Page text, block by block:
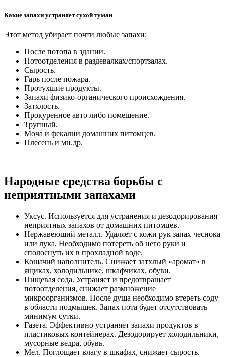
Какие запахи устраняет сухой туман
Этот метод убирает почти любые запахи:
После потопа в здании.
Потоотделения в раздевалках/спортзалах.
Сырость.
Гарь после пожара.
Протухшие продукты.
Запахи физико-органического происхождения.
Затхлость.
Прокуренное авто либо помещение.
Трупный.
Моча и фекалии домашних питомцев.
Плесень и мн.др.
Народные средства борьбы с
неприятными запахами
Уксус. Используется для устранения и дезодорирования
неприятных запахов от домашних питомцев.
Нержавеющий металл. Удаляет с кожи рук запах чеснока
или лука. Необходимо потереть об него руки и
сполоснуть их в прохладной воде.
Кошачий наполнитель. Снижает затхлый «аромат» в
ящиках, холодильнике, шкафчиках, обуви.
Пищевая сода. Устраняет и предотвращает
потоотделения, снижает размножение
микроорганизмов. После душа необходимо втереть соду
в области подмышек. Запах пота будет отсутствовать
минимум сутки.
Газета. Эффективно устраняет запахи продуктов в
пластиковых контейнерах. Дезодорирует холодильники,
мусорные ведра, обувь.
Мел. Поглощает влагу в шкафах, снижает сырость.